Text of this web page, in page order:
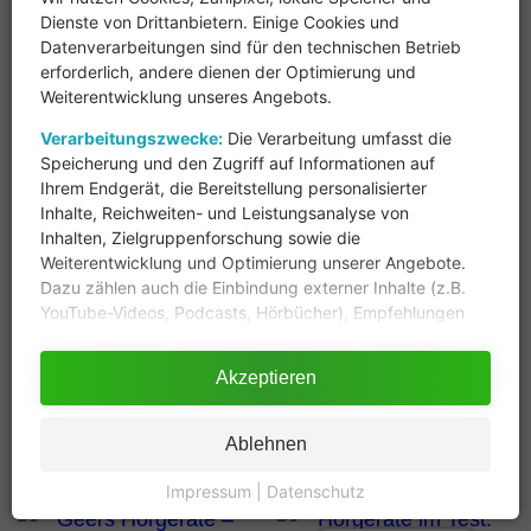
Messenger
Telegram
Weitere interessante Beiträge
Dienste von Drittanbietern. Einige Cookies und
Datenverarbeitungen sind für den technischen Betrieb
erforderlich, andere dienen der Optimierung und
Weiterentwicklung unseres Angebots.
Verarbeitungszwecke: Die Verarbeitung umfasst die
Speicherung und den Zugriff auf Informationen auf
Ihrem Endgerät, die Bereitstellung personalisierter
Inhalte, Reichweiten- und Leistungsanalyse von
Inhalten, Zielgruppenforschung sowie die
Weiterentwicklung und Optimierung unserer Angebote.
Dazu zählen auch die Einbindung externer Inhalte (z.B.
YouTube-Videos, Podcasts, Hörbücher), Empfehlungen
Sicherheit, Login-Funktionen, VG Wort).
Sie der Verarbeitung der auf Ihrem Gerät bzw. Ihrer
Endeinrichtung gespeicherten Daten wie z.B.
persönlichen Identifikatoren oder IP-Adressen für diese
Akzeptieren
Ablehnen
Impressum Datenschutz